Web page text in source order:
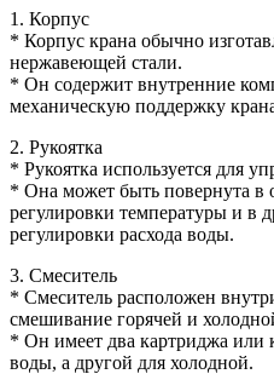
1. Корпус
* Корпус крана обычно
нержавеющей стали.
* Он содержит внутренние
механическую поддержку
2. Рукоятка
* Рукоятка используется для
* Она может быть повернута в
регулировки температуры и в
регулировки расхода воды.
3. Смеситель
* Смеситель расположен
смешивание горячей и
* Он имеет два картриджа или
воды, а другой для холодной.